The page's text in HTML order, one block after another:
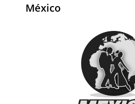
México